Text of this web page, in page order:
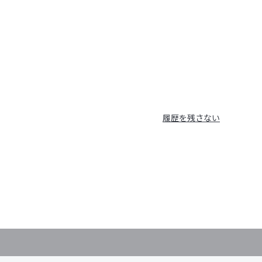
履歴を残さない